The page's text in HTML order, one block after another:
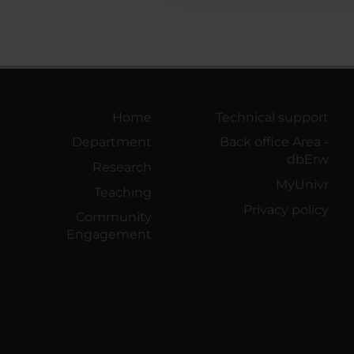
Home
Department
Research
Teaching
Community
Engagement
Technical support
Back office Area -
dbErw
MyUnivr
Privacy policy